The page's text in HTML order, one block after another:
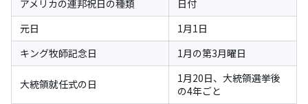
アメリカの連邦祝日の種類
日付
元日
1月1日
キング牧師記念日
1月の第3月曜日
大統領就任式の日
1月20日、大統領選挙後
の4年ごと